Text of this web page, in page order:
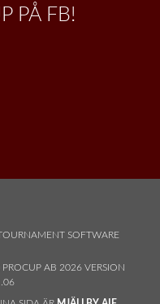
PÅ FB!
SOFTWARE
AB 2026 VERSION